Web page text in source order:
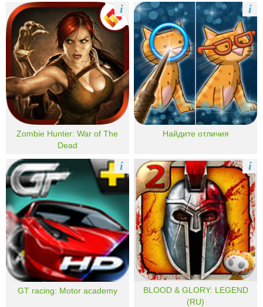
Zombie Hunter: War of The
Dead
i
Найдите отличия
i
GT racing: Motor academy
i
BLOOD & GLORY: LEGEND
(RU)
i